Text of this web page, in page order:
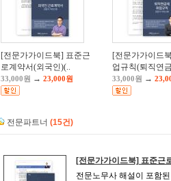
[전문가가이드북] 표준근
로계약서(외국인)(..
33,000원 → 23,000원
[전문가가이드
업규칙(퇴직연
33,000원 →
전문파트너 (15건)
[전문가가이드북] 표준근
전문노무사 해설이 포함